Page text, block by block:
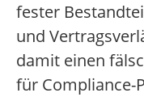
fester
und
damit einen
für Compliance-